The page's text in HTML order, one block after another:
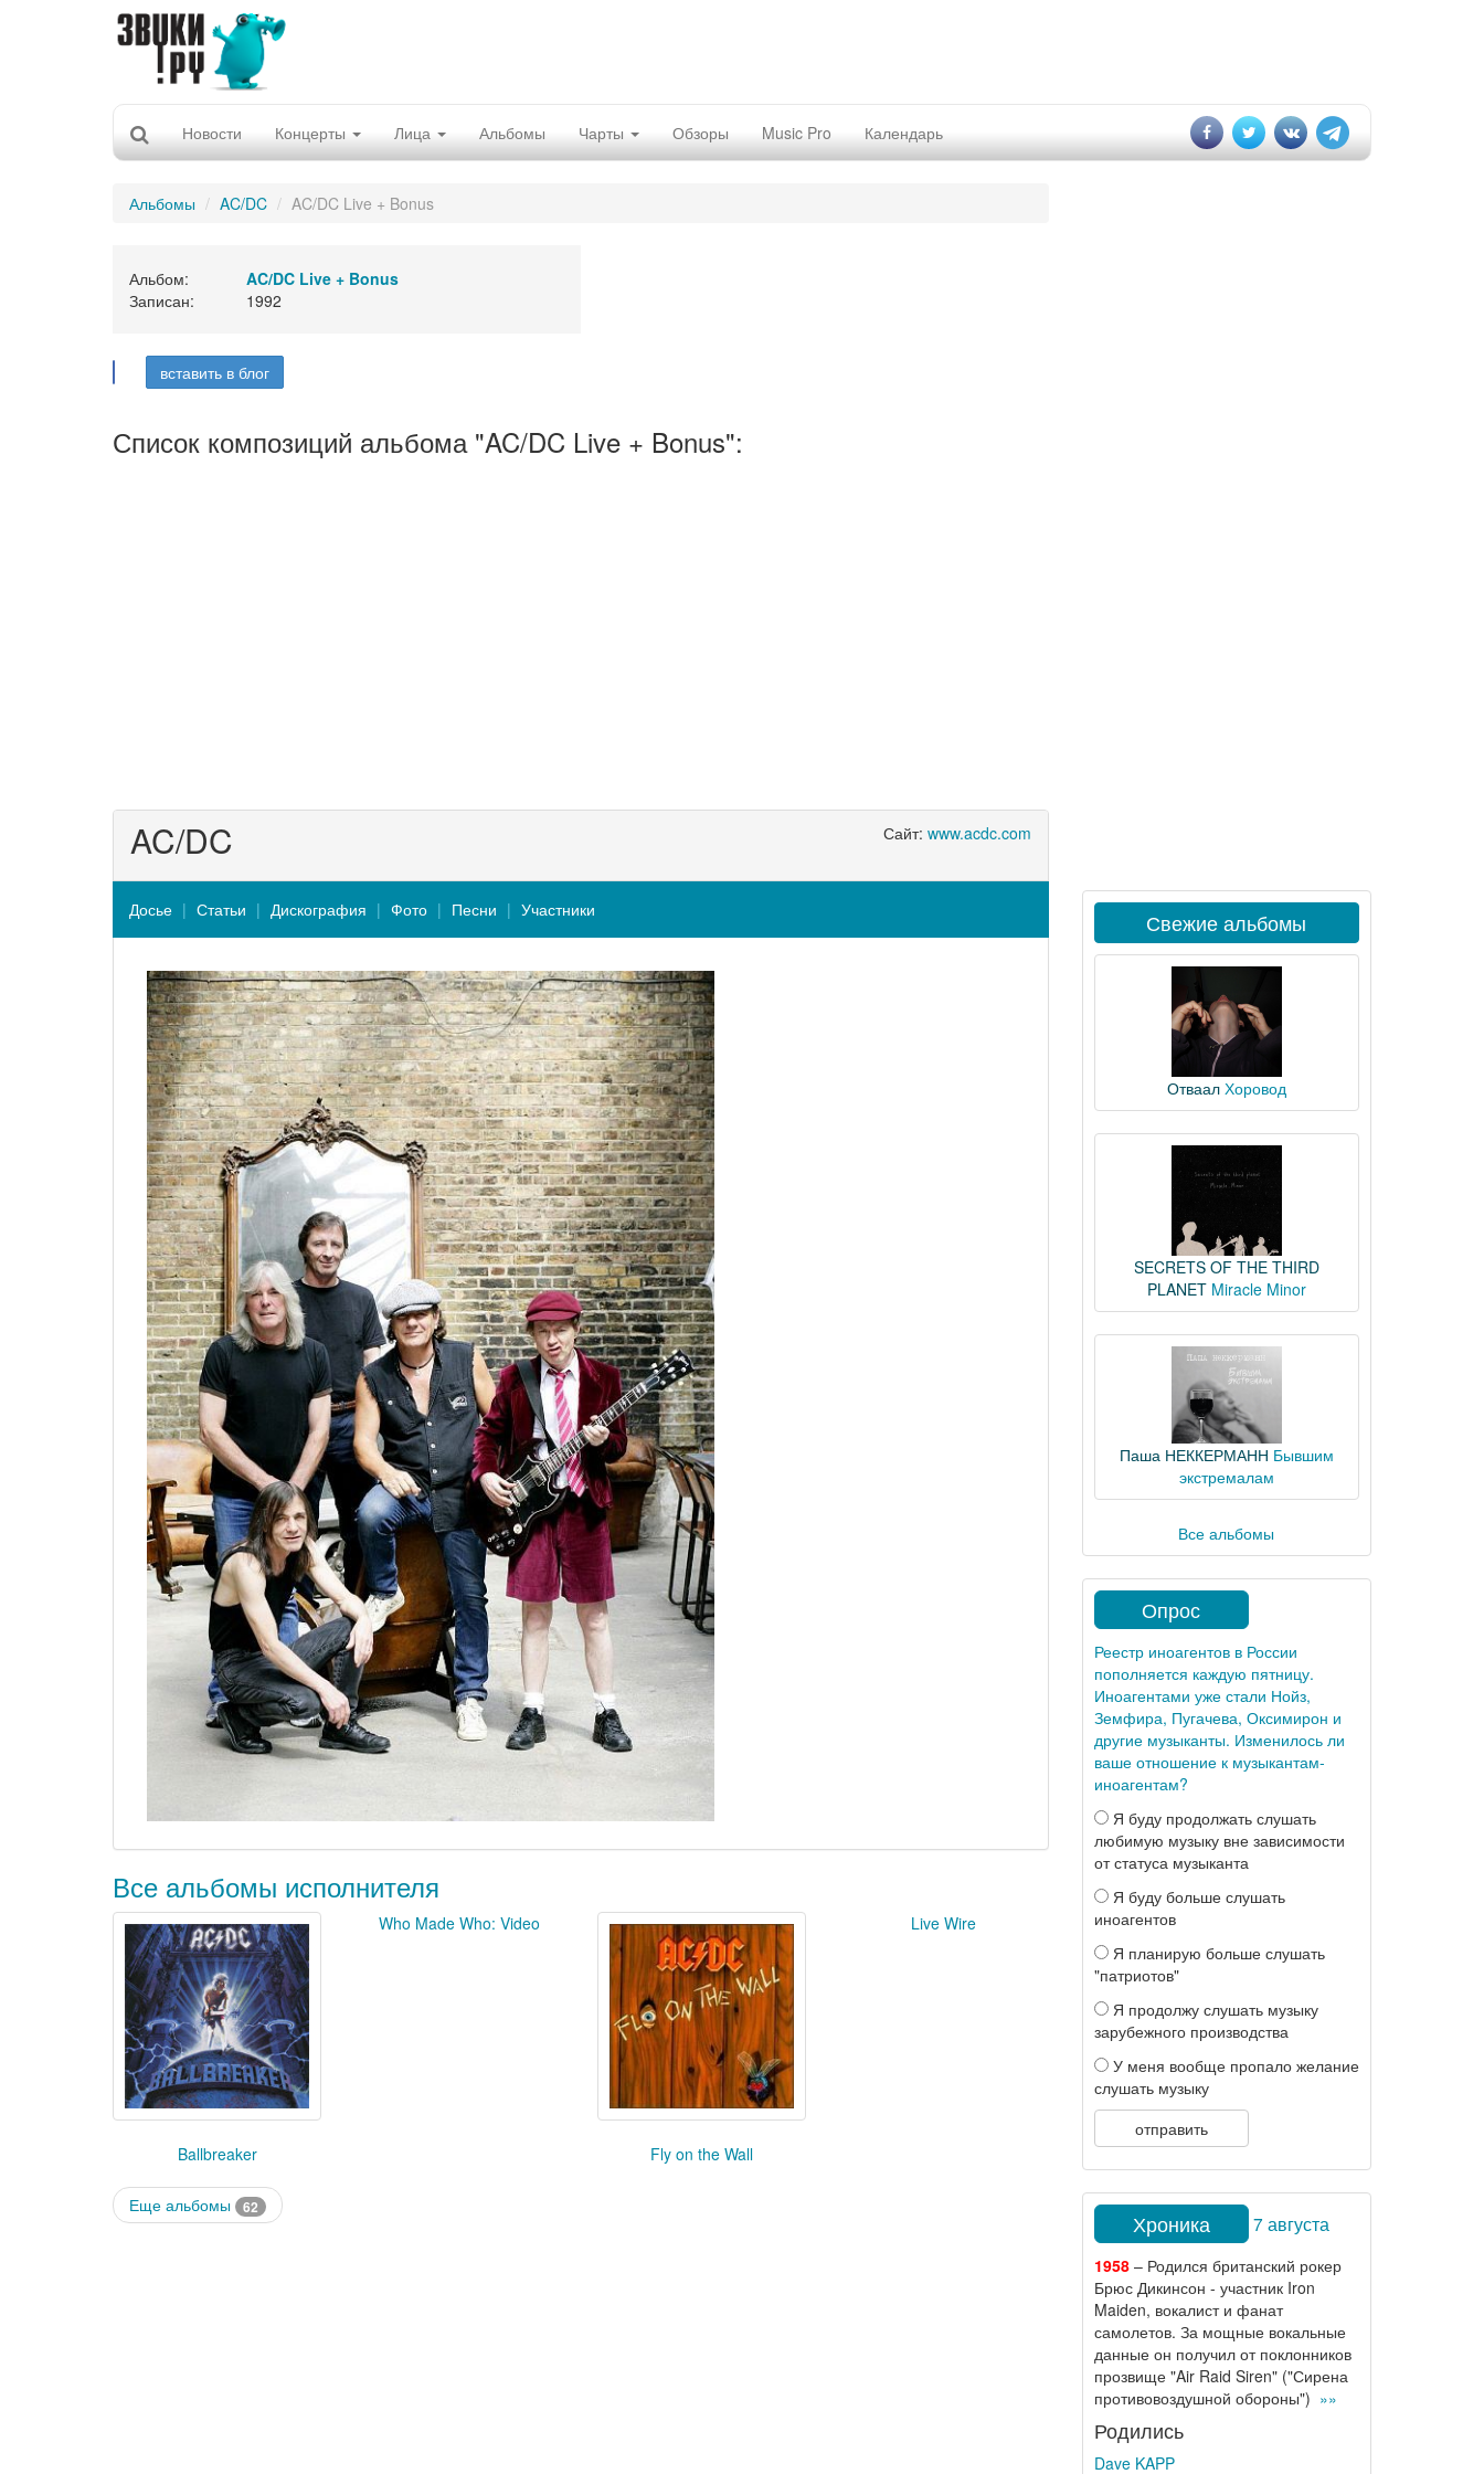
Новости Концерты Лица Альбомы Чарты Обзоры Music Pro Календарь
Альбомы AC/DC AC/DC Live + Bonus
Альбом:
AC/DC Live + Bonus
Записан:
1992
вставить в блог
Список композиций альбома "AC/DC Live + Bonus":
Сайт: www.acdc.com
AC/DC
Досье Статьи Дискография Фото Песни Участники
Все альбомы исполнителя
Ballbreaker
Who Made Who: Video
Fly on the Wall
Live Wire
Еще альбомы 62
Свежие альбомы
Отваал Хоровод
SECRETS OF THE THIRD
PLANET Miracle Minor
Паша НЕККЕРМАНН Бывшим
экстремалам
Все альбомы
Опрос
Реестр иноагентов в России
пополняется каждую пятницу.
Иноагентами уже стали Нойз,
Земфира, Пугачева, Оксимирон и
другие музыканты. Изменилось ли
ваше отношение к музыкантам-
иноагентам?
Я буду продолжать слушать
любимую музыку вне зависимости
от статуса музыканта
Я буду больше слушать
иноагентов
Я планирую больше слушать
"патриотов"
Я продолжу слушать музыку
зарубежного производства
У меня вообще пропало желание
слушать музыку
отправить
Хроника 7 августа
1958– Родился британский рокер
Брюс Дикинсон - участник Iron
Maiden, вокалист и фанат
самолетов. За мощные вокальные
данные он получил от поклонников
прозвище "Air Raid Siren" ("Сирена
противовоздушной обороны") »»
Родились
Dave KAPP